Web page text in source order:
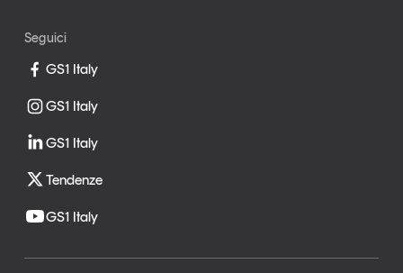
Seguici
GS1 Italy
GS1 Italy
GS1 Italy
Tendenze
GS1 Italy